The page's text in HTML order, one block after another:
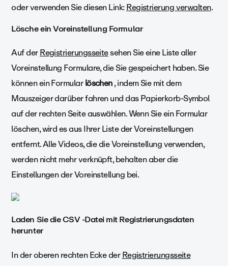
oder verwenden Sie diesen Link:Registrierung verwalten.
Lösche ein Voreinstellung Formular
Auf derRegistrierungsseitesehen Sie eine Liste aller
Voreinstellung Formulare, die Sie gespeichert haben. Sie
können ein Formularlöschen, indem Sie mit dem
Mauszeiger darüber fahren und das Papierkorb-Symbol
auf der rechten Seite auswählen. Wenn Sie ein Formular
löschen, wird es aus Ihrer Liste der Voreinstellungen
entfernt. Alle Videos, die die Voreinstellung verwenden,
werden nicht mehr verknüpft, behalten aber die
Einstellungen der Voreinstellung bei.
Laden Sie die CSV -Datei mit Registrierungsdaten
herunter
In der oberen rechten Ecke derRegistrierungsseite